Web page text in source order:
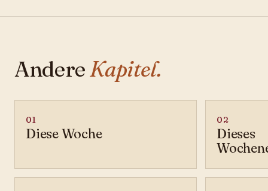
AndereKapitel.
01
Diese Woche
02
Dieses